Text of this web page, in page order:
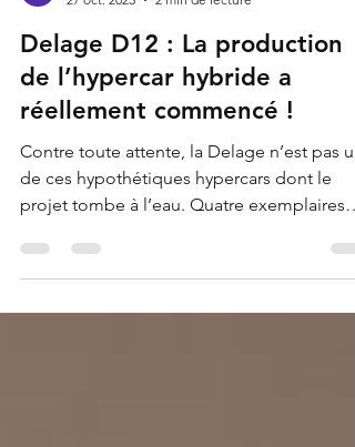
TRDAUTO SITE
27 oct. 2023
2 min de lecture
Delage D12 : La production
de l’hypercar hybride a
réellement commencé !
Contre toute attente, la Delage n’est pas
de ces hypothétiques hypercars dont le
projet tombe à l’eau. Quatre exemplaires